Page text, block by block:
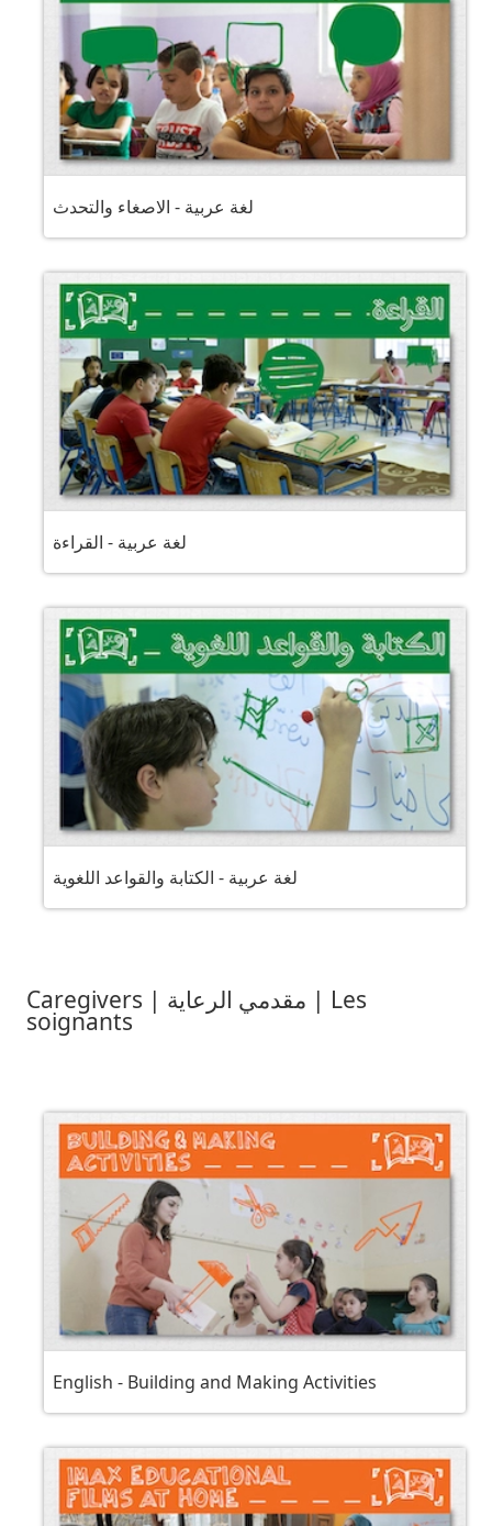
لغة عربية - الاصغاء والتحدث
لغة عربية - القراءة
لغة عربية - الكتابة والقواعد اللغوية
Caregivers | مقدمي الرعاية | Les
soignants
English - Building and Making Activities